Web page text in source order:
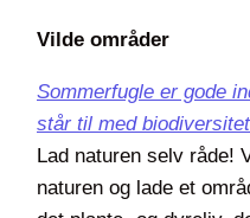
Vilde områder
Sommerfugle er gode
står til med
Lad naturen selv råde!
naturen og lade et